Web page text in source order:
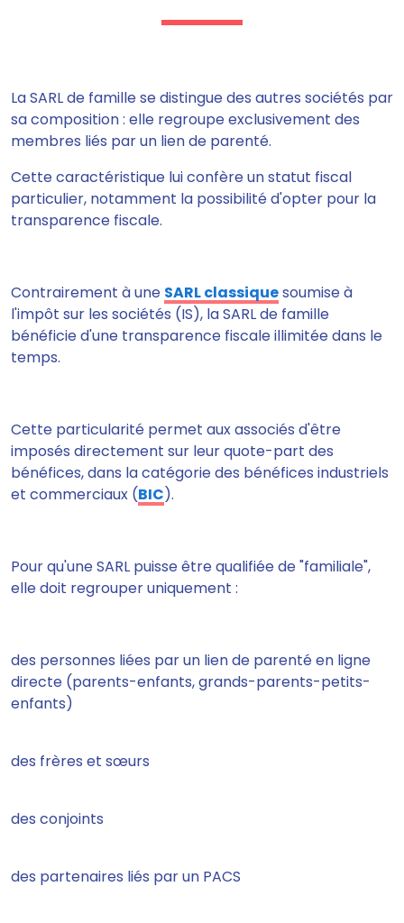
La SARL de famille se distingue des autres sociétés par
sa composition : elle regroupe exclusivement des
membres liés par un lien de parenté.
Cette caractéristique lui confère un statut fiscal
particulier, notamment la possibilité d'opter pour la
transparence fiscale.
Contrairement à une SARL classiquesoumise à
l'impôt sur les sociétés (IS), la SARL de famille
bénéficie d'une transparence fiscale illimitée dans le
temps.
Cette particularité permet aux associés d'être
imposés directement sur leur quote-part des
bénéfices, dans la catégorie des bénéfices industriels
et commerciaux (BIC).
Pour qu'une SARL puisse être qualifiée de "familiale",
elle doit regrouper uniquement :
des personnes liées par un lien de parenté en ligne
directe (parents-enfants, grands-parents-petits-
enfants)
des frères et sœurs
des conjoints
des partenaires liés par un PACS